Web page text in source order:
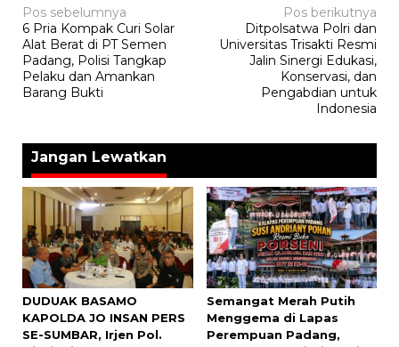
Navigasi
pos
Pos sebelumnya
6 Pria Kompak Curi Solar
Alat Berat di PT Semen
Padang, Polisi Tangkap
Pelaku dan Amankan
Barang Bukti
Pos berikutnya
Ditpolsatwa Polri dan
Universitas Trisakti Resmi
Jalin Sinergi Edukasi,
Konservasi, dan
Pengabdian untuk
Indonesia
Jangan Lewatkan
DUDUAK BASAMO
KAPOLDA JO INSAN PERS
SE-SUMBAR, Irjen Pol.
Semangat Merah Putih
Menggema di Lapas
Perempuan Padang,